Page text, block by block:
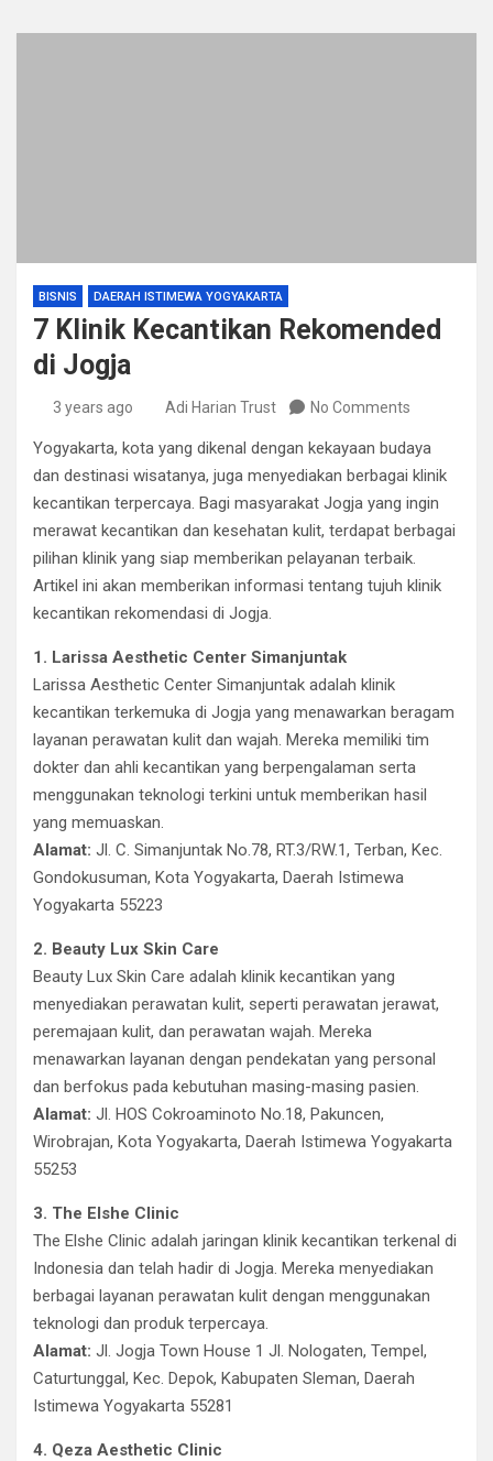
BISNIS DAERAH ISTIMEWA YOGYAKARTA
7 Klinik Kecantikan Rekomended
di Jogja
3 years ago Adi Harian Trust No Comments
Yogyakarta, kota yang dikenal dengan kekayaan budaya
dan destinasi wisatanya, juga menyediakan berbagai klinik
kecantikan terpercaya. Bagi masyarakat Jogja yang ingin
merawat kecantikan dan kesehatan kulit, terdapat berbagai
pilihan klinik yang siap memberikan pelayanan terbaik.
Artikel ini akan memberikan informasi tentang tujuh klinik
kecantikan rekomendasi di Jogja.
1. Larissa Aesthetic Center Simanjuntak
Larissa Aesthetic Center Simanjuntak adalah klinik
kecantikan terkemuka di Jogja yang menawarkan beragam
layanan perawatan kulit dan wajah. Mereka memiliki tim
dokter dan ahli kecantikan yang berpengalaman serta
menggunakan teknologi terkini untuk memberikan hasil
yang memuaskan.
Alamat: Jl. C. Simanjuntak No.78, RT.3/RW.1, Terban, Kec.
Gondokusuman, Kota Yogyakarta, Daerah Istimewa
Yogyakarta 55223
2. Beauty Lux Skin Care
Beauty Lux Skin Care adalah klinik kecantikan yang
menyediakan perawatan kulit, seperti perawatan jerawat,
peremajaan kulit, dan perawatan wajah. Mereka
menawarkan layanan dengan pendekatan yang personal
dan berfokus pada kebutuhan masing-masing pasien.
Alamat: Jl. HOS Cokroaminoto No.18, Pakuncen,
Wirobrajan, Kota Yogyakarta, Daerah Istimewa Yogyakarta
55253
3. The Elshe Clinic
The Elshe Clinic adalah jaringan klinik kecantikan terkenal di
Indonesia dan telah hadir di Jogja. Mereka menyediakan
berbagai layanan perawatan kulit dengan menggunakan
teknologi dan produk terpercaya.
Alamat: Jl. Jogja Town House 1 Jl. Nologaten, Tempel,
Caturtunggal, Kec. Depok, Kabupaten Sleman, Daerah
Istimewa Yogyakarta 55281
4. Qeza Aesthetic Clinic